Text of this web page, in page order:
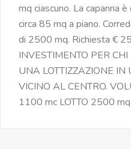
mq ciascuno. La capanna
circa 85 mq a piano.
di 2500 mq. Richiesta €
INVESTIMENTO PER
UNA LOTTIZZAZIONE IN
VICINO AL CENTRO.
1100 mc LOTTO 2500 mq